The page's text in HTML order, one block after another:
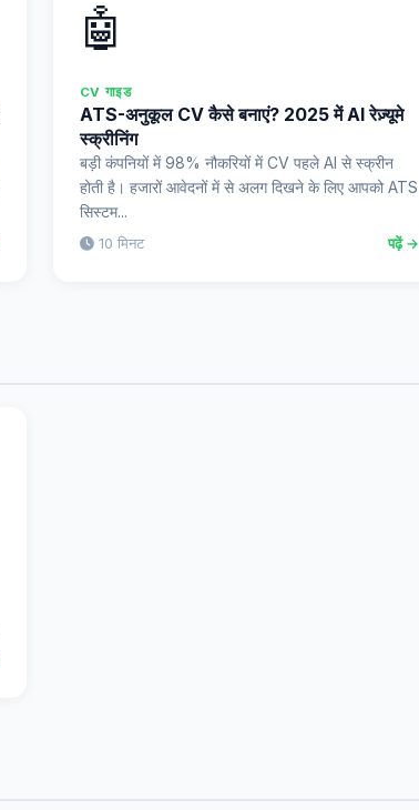
🤖
CV गाइड
ATS-अनुकूल CV कैसे बनाएं? 2025 में AI रेज़्यूमे
स्क्रीनिंग
बड़ी कंपनियों में 98% नौकरियों में CV पहले AI से स्क्रीन
होती है। हजारों आवेदनों में से अलग दिखने के लिए आपको ATS
सिस्टम...
10 मिनट पढ़ें →